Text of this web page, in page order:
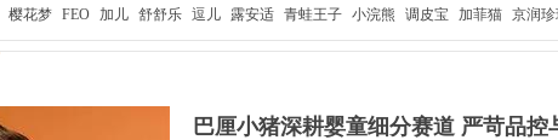
樱花梦 FEO 加儿 舒舒乐 逗儿 露安适 青蛙王子 小浣熊 调皮宝 加菲猫 京润
巴厘小猪深耕婴童细分赛道 严苛品控